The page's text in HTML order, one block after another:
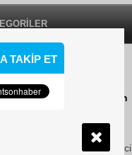
YARIŞMASI
seçici kurulu tarafından
Yarışmasının seçici
TAKİP ET